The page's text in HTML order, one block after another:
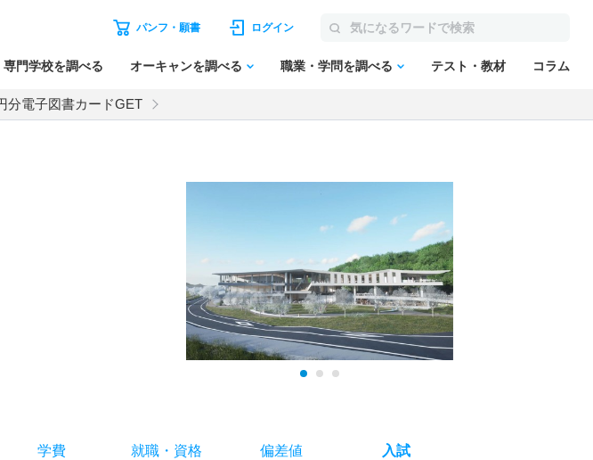
パンフ・願書 ログイン
専門学校を調べる オーキャンを調べる 職業・学問を調べる テスト・教材 コラム
分電子図書カードGET
学費 就職・ 資格 偏差値 入試